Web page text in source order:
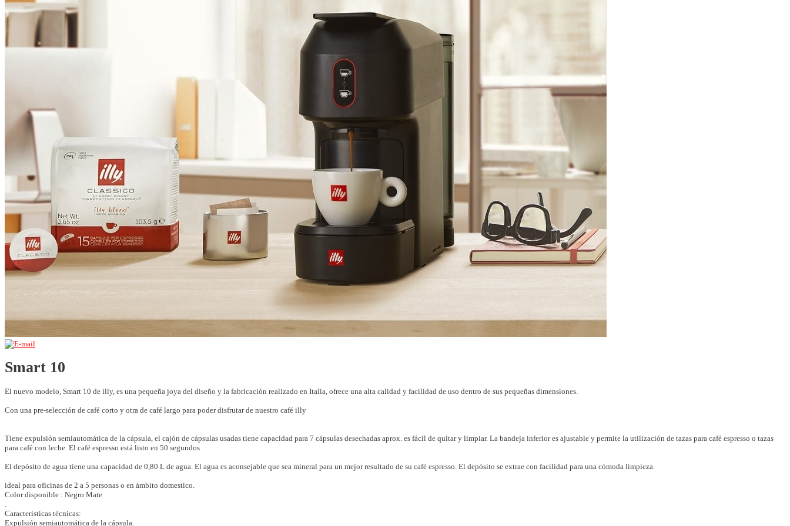
Smart 10
El nuevo modelo, Smart 10 de illy, es una pequeña joya del diseño y la fabricación realizado en Italia, ofrece una alta calidad y facilidad de uso dentro de sus pequeñas dimensiones.
Con una pre-selección de café corto y otra de café largo para poder disfrutar de nuestro café illy
Tiene expulsión semiautomática de la cápsula, el cajón de cápsulas usadas tiene capacidad para 7 cápsulas desechadas aprox. es fácil de quitar y limpiar. La bandeja inferior es ajustable y permite la utilización de tazas para café espresso o tazas
para café con leche. El café espresso está listo en 50 segundos
El depósito de agua tiene una capacidad de 0,80 L de agua. El agua es aconsejable que sea mineral para un mejor resultado de su café espresso. El depósito se extrae con facilidad para una cómoda limpieza.
ideal para oficinas de 2 a 5 personas o en ámbito domestico.
Color disponible : Negro Mate
Características técnicas:
Expulsión semiautomática de la cápsula.